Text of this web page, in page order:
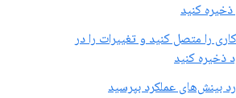
کنید
را متصل کنید و تغییرات را در
ذخیره کنید